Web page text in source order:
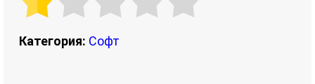
Категория: Софт